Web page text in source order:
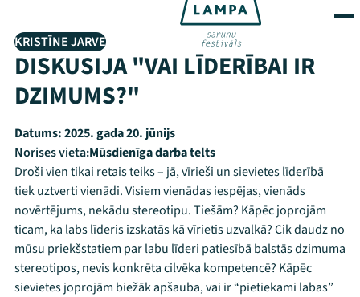
KRISTĪNE JARVE
DISKUSIJA "VAI LĪDERĪBAI IR
DZIMUMS?"
Datums:2025. gada 20. jūnijs
Norises vieta:Mūsdienīga darba telts
Droši vien tikai retais teiks – jā, vīrieši un sievietes līderībā
tiek uztverti vienādi. Visiem vienādas iespējas, vienāds
novērtējums, nekādu stereotipu. Tiešām? Kāpēc joprojām
ticam, ka labs līderis izskatās kā vīrietis uzvalkā? Cik daudz no
mūsu priekšstatiem par labu līderi patiesībā balstās dzimuma
stereotipos, nevis konkrēta cilvēka kompetencē? Kāpēc
sievietes joprojām biežāk apšauba, vai ir “pietiekami labas”